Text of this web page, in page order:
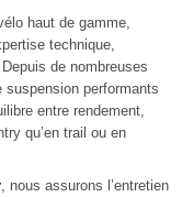
haut de gamme,
technique,
de nombreuses
performants
entre rendement,
qu’en trail ou en
nous assurons l’entretien